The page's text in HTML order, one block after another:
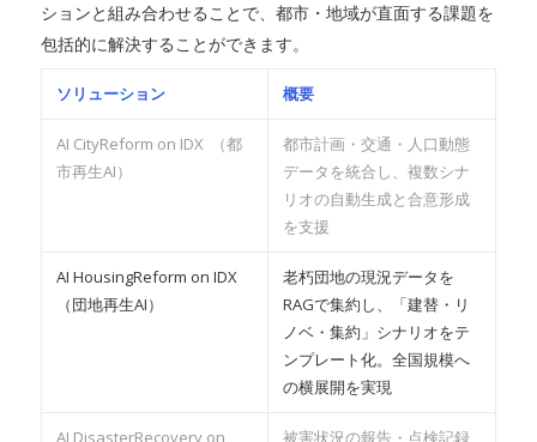
ションと組み合わせることで、都市・地域が直面する課題を
包括的に解決することができます。
ソリューション 概要
AI CityReform on IDX （都
市再生AI）
都市計画・交通・人口動態
データを統合し、複数シナ
リオの自動生成と合意形成
を支援
AI HousingReform on IDX
（団地再生AI）
老朽団地の現況データを
RAGで集約し、「建替・リ
ノベ・集約」シナリオをテ
ンプレート化。全国規模へ
の横展開を実現